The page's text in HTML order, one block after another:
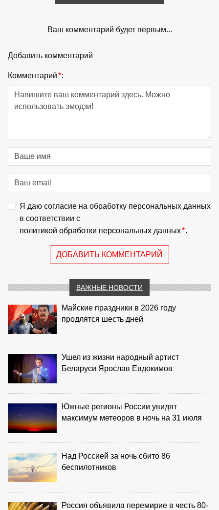
Ваш комментарий будет первым...
Добавить комментарий
Комментарий*:
Я даю согласие на обработку персональных данных
в соответствии с
политикой обработки персональных данных*.
ДОБАВИТЬ КОММЕНТАРИЙ
ВАЖНЫЕ НОВОСТИ
Майские праздники в 2026 году
продлятся шесть дней
Ушел из жизни народный артист
Беларуси Ярослав Евдокимов
Южные регионы России увидят
максимум метеоров в ночь на 31 июля
Над Россией за ночь сбито 86
беспилотников
Россия объявила перемирие в честь 80-